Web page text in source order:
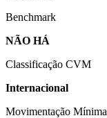
Benchmark
NÃO HÁ
Classificação CVM
Internacional
Movimentação Mínima